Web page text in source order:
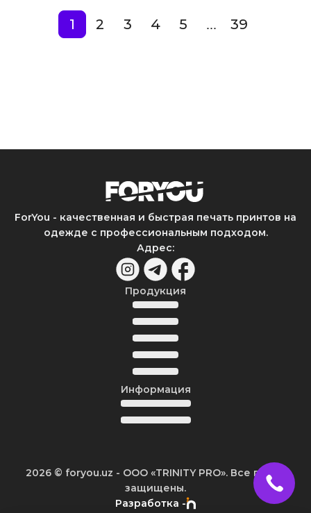
1 2 3 4 5 ... 39
ForYou - качественная и быстрая печать принтов на
одежде с профессиональным подходом.
Адрес:
Продукция
Информация
2026 © foryou.uz - ООО «TRINITY PRO». Все права
защищены.
Разработка -